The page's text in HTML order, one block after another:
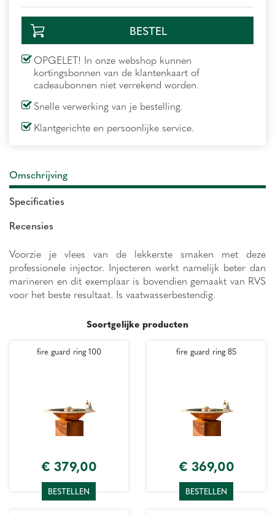
OPGELET! In onze webshop kunnen
kortingsbonnen van de klantenkaart of
cadeaubonnen niet verrekend worden.
Snelle verwerking van je bestelling.
Klantgerichte en persoonlijke service.
Omschrijving
Specificaties
Recensies
Voorzie je vlees van de lekkerste smaken met deze
professionele injector. Injecteren werkt namelijk beter dan
marineren en dit exemplaar is bovendien gemaakt van RVS
voor het beste resultaat. Is vaatwasserbestendig.
Soortgelijke producten
fire guard ring 100
€ 379,00
BESTELLEN
fire guard ring 85
€ 369,00
BESTELLEN